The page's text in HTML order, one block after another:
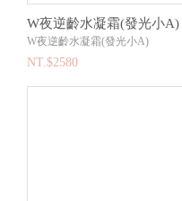
W夜逆齡水凝霜(發光小A)
W夜逆齡水凝霜(發光小A)
NT.$2580